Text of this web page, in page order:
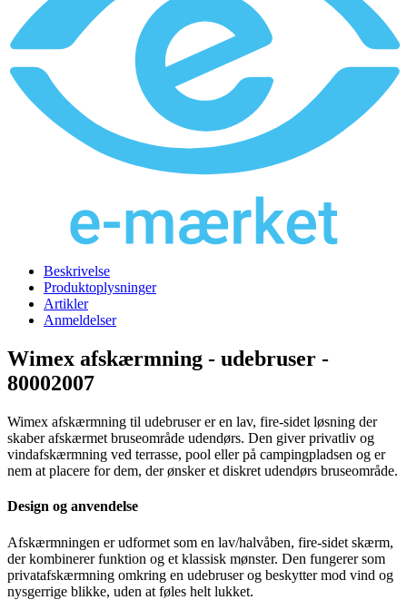
Beskrivelse
Produktoplysninger
Artikler
Anmeldelser
Wimex afskærmning - udebruser -
80002007
Wimex afskærmning til udebruser er en lav, fire-sidet løsning der
skaber afskærmet bruseområde udendørs. Den giver privatliv og
vindafskærmning ved terrasse, pool eller på campingpladsen og er
nem at placere for dem, der ønsker et diskret udendørs bruseområde.
Design og anvendelse
Afskærmningen er udformet som en lav/halvåben, fire-sidet skærm,
der kombinerer funktion og et klassisk mønster. Den fungerer som
privatafskærmning omkring en udebruser og beskytter mod vind og
nysgerrige blikke, uden at føles helt lukket.